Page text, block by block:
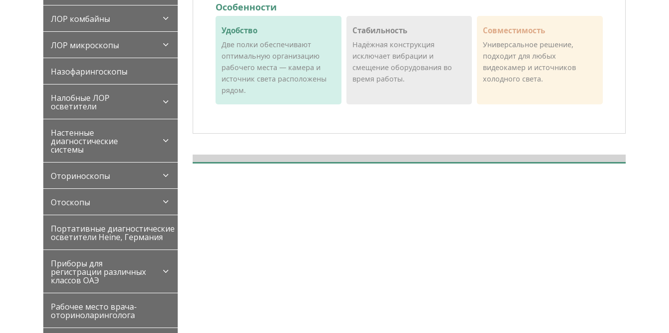
ЛОР комбайны
ЛОР микроскопы
Назофарингоскопы
Налобные ЛОР
осветители
Настенные
диагностические
системы
Оториноскопы
Отоскопы
Портативные диагностические
осветители Heine, Германия
Приборы для
регистрации различных
классов ОАЭ
Рабочее место врача-
оториноларинголога
Особенности
Удобство
Две полки обеспечивают
оптимальную организацию
рабочего места — камера и
источник света расположены
рядом.
Стабильность
Надёжная конструкция
исключает вибрации и
смещение оборудования во
время работы.
Совместимость
Универсальное решение,
подходит для любых
видеокамер и источников
холодного света.